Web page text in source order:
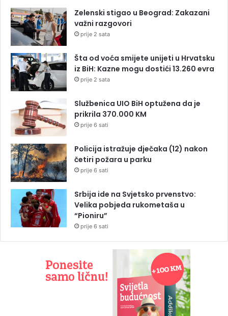
Zelenski stigao u Beograd: Zakazani
važni razgovori
prije 2 sata
Šta od voća smijete unijeti u Hrvatsku
iz BiH: Kazne mogu dostići 13.260 evra
prije 2 sata
Službenica UIO BiH optužena da je
prikrila 370.000 KM
prije 6 sati
Policija istražuje dječaka (12) nakon
četiri požara u parku
prije 6 sati
Srbija ide na Svjetsko prvenstvo:
Velika pobjeda rukometaša u
“Pioniru”
prije 6 sati